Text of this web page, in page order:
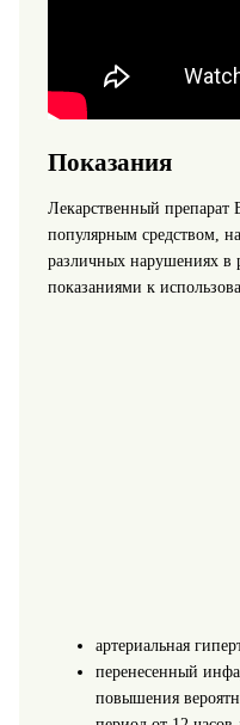
Показания
Лекарственный препарат
популярным средством,
различных нарушениях
показаниями к
артериальная
перенесенный
повышения